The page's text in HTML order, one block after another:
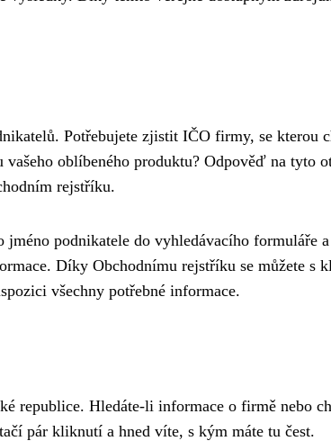
Potřebujete zjistit IČO firmy, se kterou
oblíbeného produktu? Odpověď na tyto
rejstříku.
podnikatele do vyhledávacího formuláře a
Díky Obchodnímu rejstříku se můžete s
všechny potřebné informace.
republice. Hledáte-li informace o firmě nebo
pár kliknutí a hned víte, s kým máte tu čest.